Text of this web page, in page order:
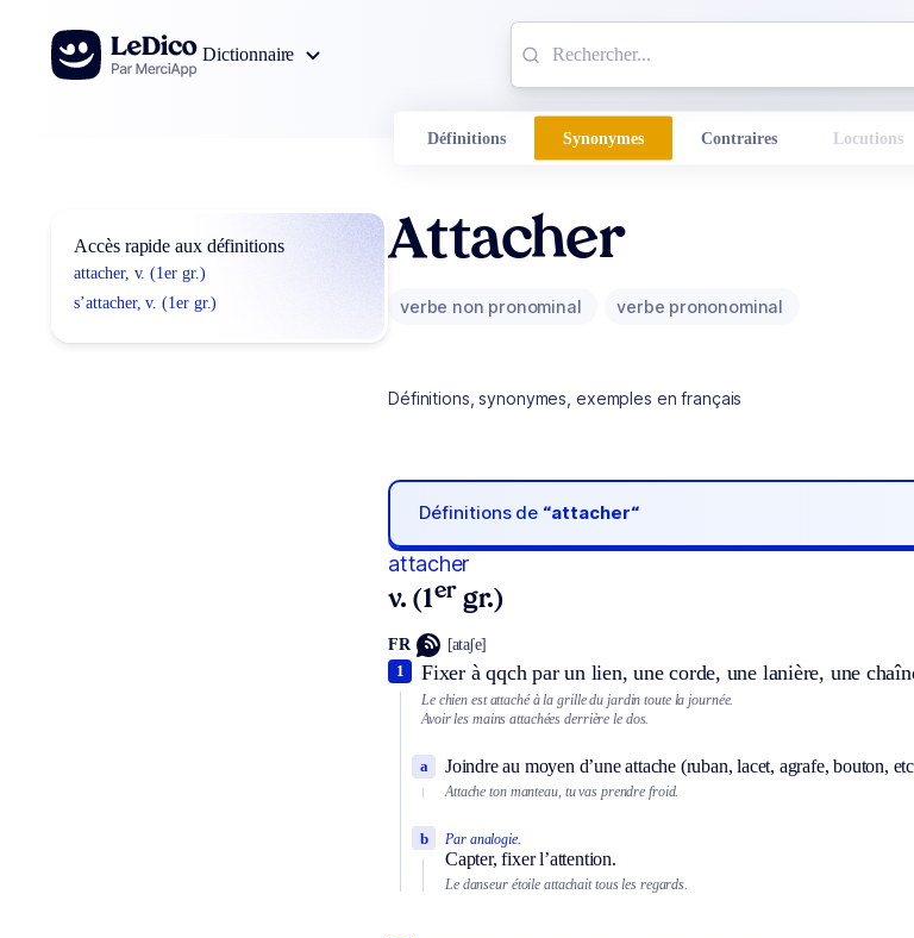
Aller au contenu
Dictionnaire
Définitions Synonymes Contraires Locutions
Accès rapide aux définitions
attacher, v. (1er gr.)
s’attacher, v. (1er gr.)
Attacher
verbe non pronominal verbe prononominal
Définitions, synonymes, exemples en français
Définitions de “attacher“
attacher
v. (1er gr.)
FR [ataʃe]
Fixer à qqch par un lien, une corde, une lanière, une
1
Le chien est attaché à la grille du jardin toute la journée.
Avoir les mains attachées derrière le dos.
Joindre au moyen d’une attache (ruban, lacet, agrafe, bouton,
a
Attache ton manteau, tu vas prendre froid.
Par analogie.
Capter, fixer l’attention.
b
Le danseur étoile attachait tous les regards.